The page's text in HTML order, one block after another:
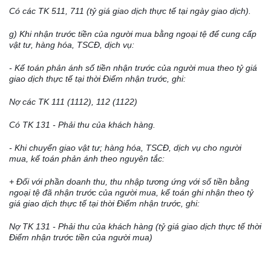
Có các TK 511, 711 (tỷ giá giao dịch thực tế tại ngày giao dịch).
g) Khi nhận trước tiền của người mua bằng ngoại tệ để cung cấp
vật tư, hàng hóa, TSCĐ, dịch vụ:
- Kế toán phản ánh số tiền nhận trước của người mua theo tỷ giá
giao dịch thực tế tại thời Điểm nhận trước, ghi:
Nợ các TK 111 (1112), 112 (1122)
Có TK 131 - Phải thu của khách hàng.
- Khi chuyển giao vật tư; hàng hóa, TSCĐ, dịch vụ cho người
mua, kế toán phản ánh theo nguyên tắc:
+ Đối với phần doanh thu, thu nhập tương ứng với sốtiền bằng
ngoại tệ đã nhận trước của người mua, kế toán ghi nhận theo tỷ
giá giao dịch thực tế tại thờiĐiểm nhận trước, ghi:
Nợ TK 131 - Phải thu của khách hàng (tỷ giá giao dịch thực tế thời
Điểm nhận trước tiền của người mua)